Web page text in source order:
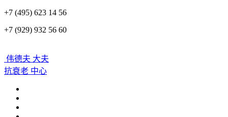
+7 (495) 623 14 56
+7 (929) 932 56 60
伟德夫 大夫
抗衰老 中心